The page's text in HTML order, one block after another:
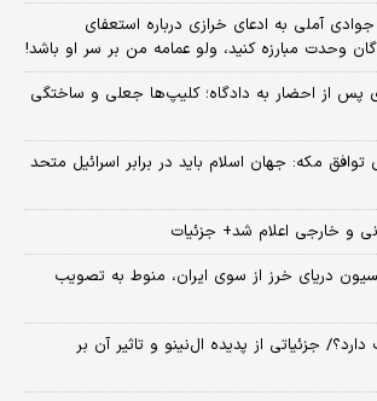
آملی به ادعای خرازی درباره استعفای
وحدت مبارزه کنید، ولو عمامه من بر سر او باشد!
پس از احضار به دادگاه؛ کلیپ‌ها جعلی و ساختگی
توافق مکه: جهان اسلام باید در برابر اسرائیل متحد
و خارجی اعلام شد+ جزئیات
دریای خرز از سوی ایران، منوط به تصویب
جزئیاتی از پدیده ال‌نینو و تاثیر آن بر